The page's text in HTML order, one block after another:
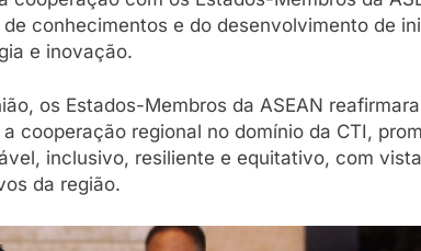
conhecimentos e do desenvolvimento de
e inovação.
os Estados-Membros da ASEAN
cooperação regional no domínio da CTI,
inclusivo, resiliente e equitativo, com
da região.